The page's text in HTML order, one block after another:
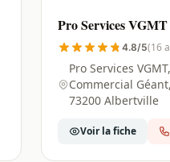
Pro Services
4.8/5(16
Pro Services
Commercial
73200 Albertville
Voir la fiche